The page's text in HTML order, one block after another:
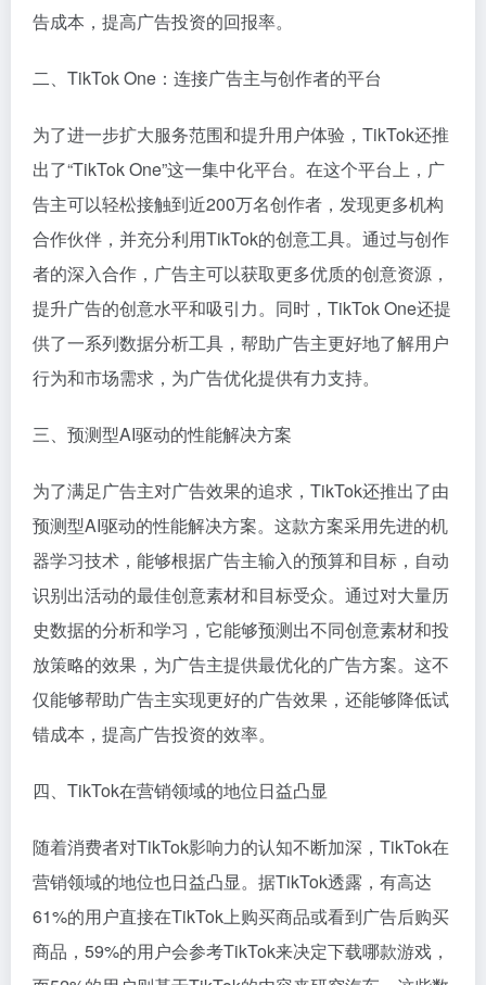
告成本，提高广告投资的回报率。
二、TikTok One：连接广告主与创作者的平台
为了进一步扩大服务范围和提升用户体验，TikTok还推
出了“TikTok One”这一集中化平台。在这个平台上，广
告主可以轻松接触到近200万名创作者，发现更多机构
合作伙伴，并充分利用TikTok的创意工具。通过与创作
者的深入合作，广告主可以获取更多优质的创意资源，
提升广告的创意水平和吸引力。同时，TikTok One还提
供了一系列数据分析工具，帮助广告主更好地了解用户
行为和市场需求，为广告优化提供有力支持。
三、预测型AI驱动的性能解决方案
为了满足广告主对广告效果的追求，TikTok还推出了由
预测型AI驱动的性能解决方案。这款方案采用先进的机
器学习技术，能够根据广告主输入的预算和目标，自动
识别出活动的最佳创意素材和目标受众。通过对大量历
史数据的分析和学习，它能够预测出不同创意素材和投
放策略的效果，为广告主提供最优化的广告方案。这不
仅能够帮助广告主实现更好的广告效果，还能够降低试
错成本，提高广告投资的效率。
四、TikTok在营销领域的地位日益凸显
随着消费者对TikTok影响力的认知不断加深，TikTok在
营销领域的地位也日益凸显。据TikTok透露，有高达
61%的用户直接在TikTok上购买商品或看到广告后购买
商品，59%的用户会参考TikTok来决定下载哪款游戏，